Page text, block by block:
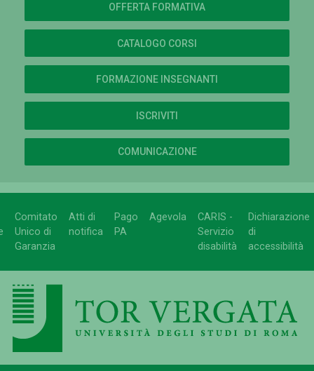
OFFERTA FORMATIVA
CATALOGO CORSI
FORMAZIONE INSEGNANTI
ISCRIVITI
COMUNICAZIONE
Comitato
Unico di
Garanzia
Atti di
notifica
Pago
PA
Agevola
CARIS -
Servizio
disabilità
Dichiarazione
di
accessibilità